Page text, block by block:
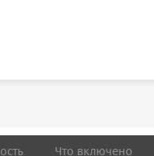
Что включено